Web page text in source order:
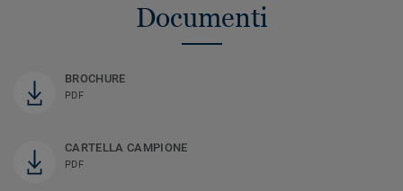
Documenti
BROCHURE
PDF
CARTELLA CAMPIONE
PDF